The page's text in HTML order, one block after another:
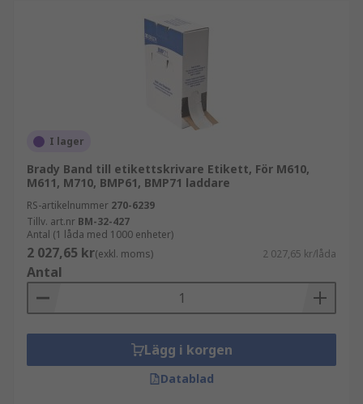
I lager
Brady Band till etikettskrivare Etikett, För M610,
M611, M710, BMP61, BMP71 laddare
RS-artikelnummer 270-6239
Tillv. art.nr BM-32-427
Antal (1 låda med 1000 enheter)
2 027,65 kr(exkl. moms) 2 027,65 kr/låda
Antal
Lägg i korgen
Datablad